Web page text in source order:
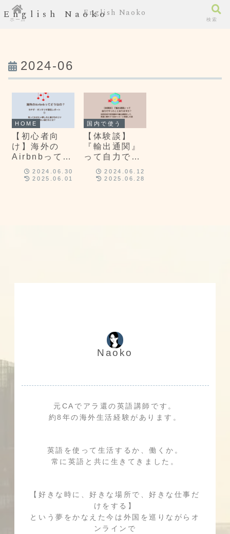
English Naoko
2024-06
HOME
【初心者向
け】海外の
Airbnbってど
うなの？カナ
ダ・オンタリ
2024.06.30
2025.06.01
国内で使う
【体験談】
『輸出通関』
って自力でや
ったことあり
ますか？‐羽田
2024.06.12
2025.06.28
Naoko
元CAでアラ還の英語講師です。
約8年の海外生活経験があります。
英語を使って生活するか、働くか。
常に英語と共に生きてきました。
【好きな時に、好きな場所で、好きな仕事だ
けをする】
という夢をかなえた今は外国を巡りながらオ
ンラインで
ホーム
English Naoko
検索